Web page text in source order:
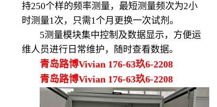
持250个样的频率测量，最短测量频次为2小
时测量1 次，只需1 个月更换一次试剂。
5测量模块集中控制及数据显示，方便运
维人员进行日常维护，随时查看数据。
青岛路博Vivian 176-63玖6-2208
青岛路博Vivian 176-63玖6-2208